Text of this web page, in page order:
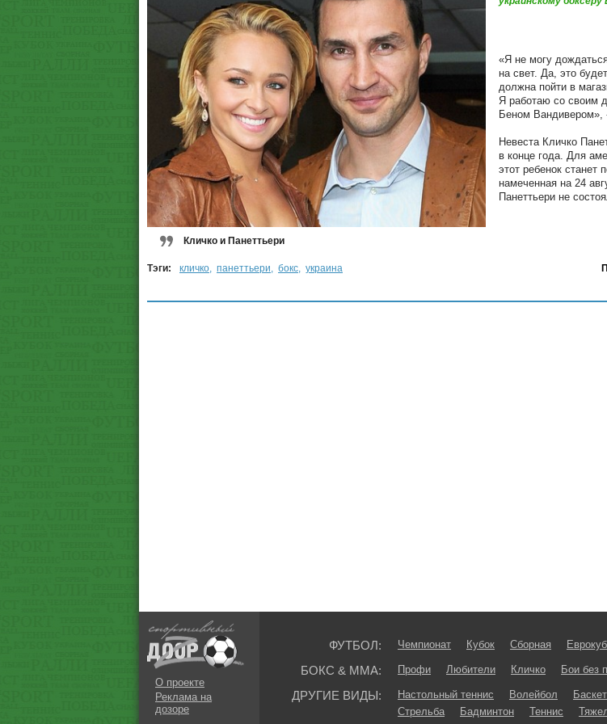
Кличко и Панеттьери
«Я не могу
на свет. Да, это
должна пойти в
Я работаю со своим
Беном Вандивером»,
Невеста Кличко
в конце года. Для
этот ребенок
намеченная на 24
Панеттьери не
Тэги: кличко, панеттьери, бокс, украина
О проекте
Реклама на
дозоре
ФУТБОЛ: Чемпионат Кубок Сборная
БОКС & ММА: Профи Любители Кличко Бои без
ДРУГИЕ ВИДЫ: Настольный теннис Волейбол
Стрельба
Бадминтон Теннис